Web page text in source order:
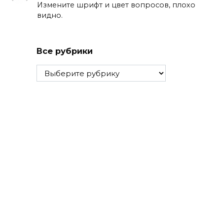
Измените шрифт и цвет вопросов, плохо
видно.
Все рубрики
Все
рубрики